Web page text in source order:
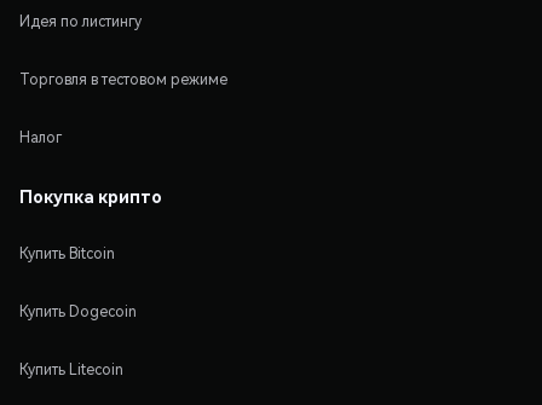
Идея по листингу
Торговля в тестовом режиме
Налог
Покупка крипто
Купить Bitcoin
Купить Dogecoin
Купить Litecoin